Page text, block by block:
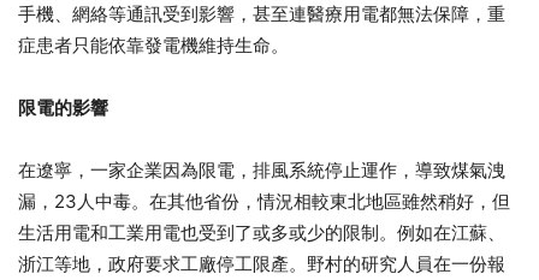
手機、網絡等通訊受到影響，甚至連醫療用電都無法保障，重
症患者只能依靠發電機維持生命。
限電的影響
在遼寧，一家企業因為限電，排風系統停止運作，導致煤氣洩
漏，23人中毒。在其他省份，情況相較東北地區雖然稍好，但
生活用電和工業用電也受到了或多或少的限制。例如在江蘇、
浙江等地，政府要求工廠停工限產。野村的研究人員在一份報